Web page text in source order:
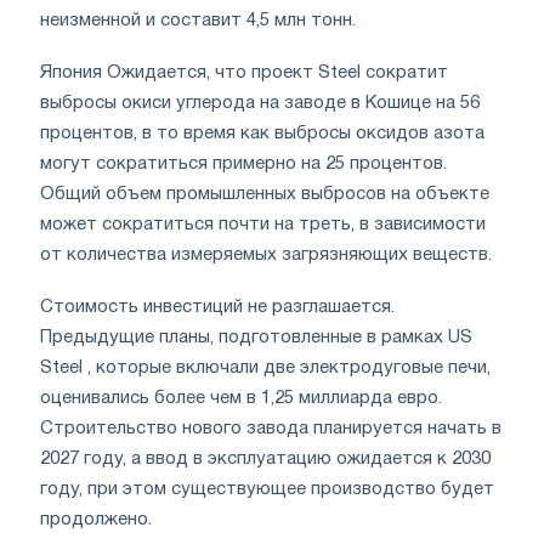
неизменной и составит 4,5 млн тонн.
Япония Ожидается, что проект Steel сократит
выбросы окиси углерода на заводе в Кошице на 56
процентов, в то время как выбросы оксидов азота
могут сократиться примерно на 25 процентов.
Общий объем промышленных выбросов на объекте
может сократиться почти на треть, в зависимости
от количества измеряемых загрязняющих веществ.
Стоимость инвестиций не разглашается.
Предыдущие планы, подготовленные в рамках US
Steel , которые включали две электродуговые печи,
оценивались более чем в 1,25 миллиарда евро.
Строительство нового завода планируется начать в
2027 году, а ввод в эксплуатацию ожидается к 2030
году, при этом существующее производство будет
продолжено.